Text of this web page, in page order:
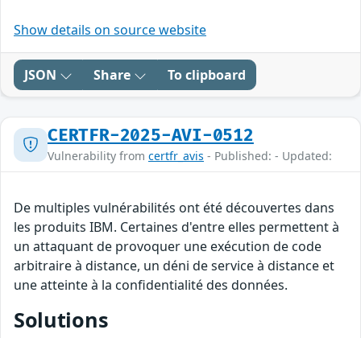
Show details on source website
JSON Share To clipboard
CERTFR-2025-AVI-0512
Vulnerability from certfr_avis - Published: - Updated:
De multiples vulnérabilités ont été découvertes dans
les produits IBM. Certaines d'entre elles permettent à
un attaquant de provoquer une exécution de code
arbitraire à distance, un déni de service à distance et
une atteinte à la confidentialité des données.
Solutions